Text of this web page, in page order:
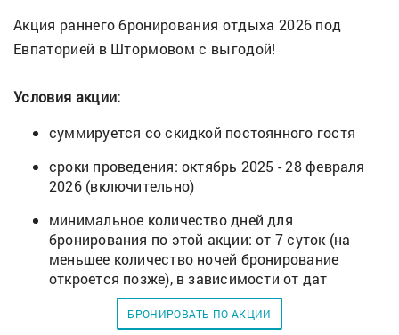
Акция раннего бронирования отдыха 2026 под
Евпаторией в Штормовом с выгодой!
Условия акции:
суммируется со скидкой постоянного гостя
сроки проведения: октябрь 2025 - 28 февраля
2026 (включительно)
минимальное количество дней для
бронирования по этой акции: от 7 суток (на
меньшее количество ночей бронирование
откроется позже), в зависимости от дат
БРОНИРОВАТЬ ПО АКЦИИ